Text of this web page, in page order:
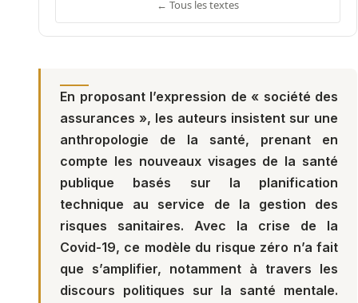
En proposant l’expression de « société des
assurances », les auteurs insistent sur une
anthropologie de la santé, prenant en
compte les nouveaux visages de la santé
publique basés sur la planification
technique au service de la gestion des
risques sanitaires. Avec la crise de la
Covid-19, ce modèle du risque zéro n’a fait
que s’amplifier, notamment à travers les
discours politiques sur la santé mentale.
← Tous les textes